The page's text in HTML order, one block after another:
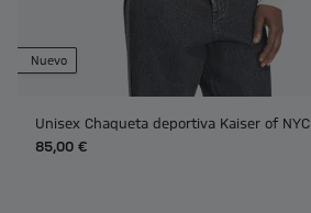
Nuevo
Unisex Chaqueta deportiva Kaiser of NYC
85,00 €